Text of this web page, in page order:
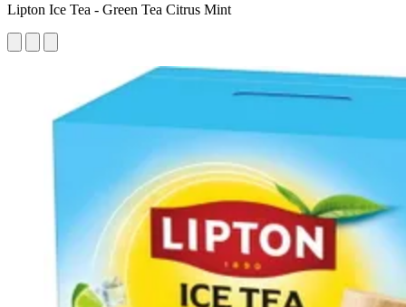
Lipton Ice Tea - Green Tea Citrus Mint